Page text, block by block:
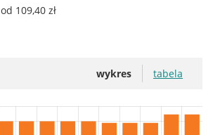
od 109,40 zł
wykres tabela